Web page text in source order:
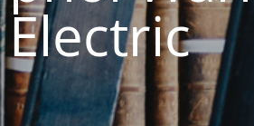
Electric